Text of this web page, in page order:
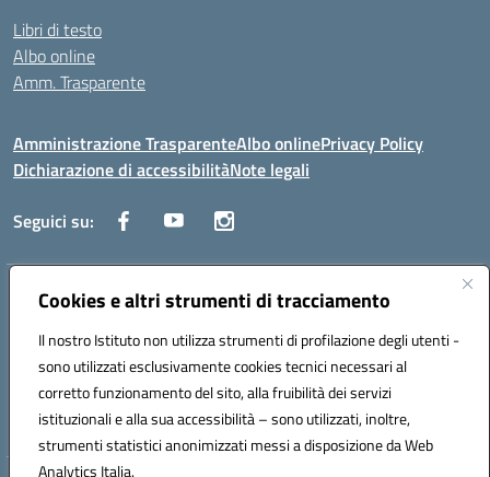
Cookies e altri strumenti di tracciamento
Il nostro Istituto non utilizza strumenti di profilazione degli utenti -
sono utilizzati esclusivamente cookies tecnici necessari al
corretto funzionamento del sito, alla fruibilità dei servizi
istituzionali e alla sua accessibilità – sono utilizzati, inoltre,
strumenti statistici anonimizzati messi a disposizione da Web
Analytics Italia.
Libri di testo
Albo online
Amm. Trasparente
Amministrazione TrasparenteAlbo onlinePrivacy Policy
Dichiarazione di accessibilitàNote legali
Seguici su:
Indirizzo:Lecce
Posta elettronica certificata (PEC):leis03400t@pec.istruzione.it
Codice fiscale: 80010750752
Codice meccanografico: leis03400t